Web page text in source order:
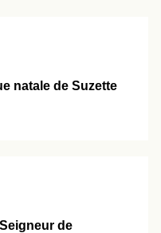
natale de Suzette
de